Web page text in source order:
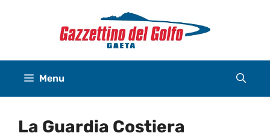
Menu
La Guardia Costiera